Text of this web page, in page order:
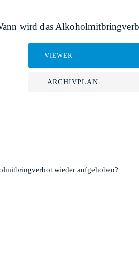
wird das
VIEWER
ARCHIVPLAN
wieder aufgehoben?